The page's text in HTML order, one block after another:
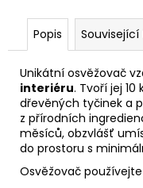
Popis Související
Unikátní osvěžovač
interiéru. Tvoří jej
dřevěných tyčinek a
z přírodních
měsíců, obzvlášť
do prostoru s
Osvěžovač
AREON
PERFUME
-
BLACK
CRYSTAL
35ML